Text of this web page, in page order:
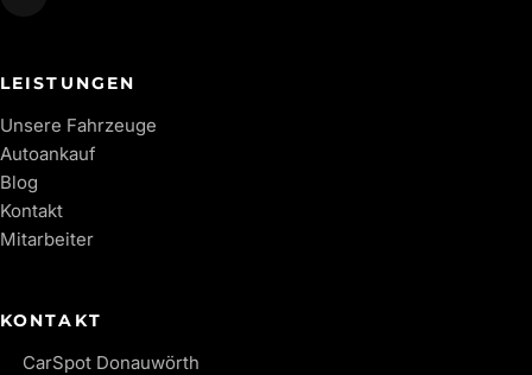
LEISTUNGEN
Unsere Fahrzeuge
Autoankauf
Blog
Kontakt
Mitarbeiter
KONTAKT
CarSpot Donauwörth